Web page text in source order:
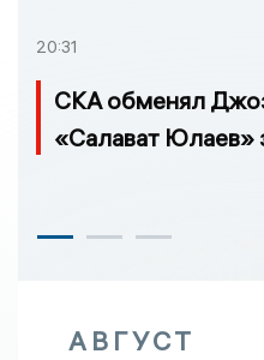
20:31
СКА обменял
«Салават Юлаев»
АВГУСТ